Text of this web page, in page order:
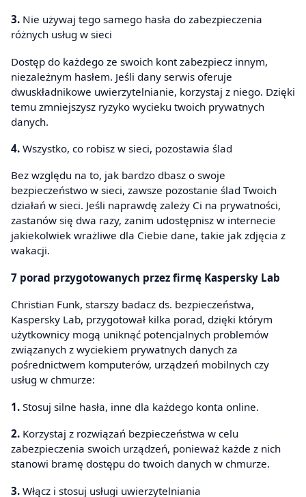
3. Nie używaj tego samego hasła do zabezpieczenia
różnych usług w sieci
Dostęp do każdego ze swoich kont zabezpiecz innym,
niezależnym hasłem. Jeśli dany serwis oferuje
dwuskładnikowe uwierzytelnianie, korzystaj z niego. Dzięki
temu zmniejszysz ryzyko wycieku twoich prywatnych
danych.
4. Wszystko, co robisz w sieci, pozostawia ślad
Bez względu na to, jak bardzo dbasz o swoje
bezpieczeństwo w sieci, zawsze pozostanie ślad Twoich
działań w sieci. Jeśli naprawdę zależy Ci na prywatności,
zastanów się dwa razy, zanim udostępnisz w internecie
jakiekolwiek wrażliwe dla Ciebie dane, takie jak zdjęcia z
wakacji.
7 porad przygotowanych przez firmę Kaspersky Lab
Christian Funk, starszy badacz ds. bezpieczeństwa,
Kaspersky Lab, przygotował kilka porad, dzięki którym
użytkownicy mogą uniknąć potencjalnych problemów
związanych z wyciekiem prywatnych danych za
pośrednictwem komputerów, urządzeń mobilnych czy
usług w chmurze:
1. Stosuj silne hasła, inne dla każdego konta online.
2. Korzystaj z rozwiązań bezpieczeństwa w celu
zabezpieczenia swoich urządzeń, ponieważ każde z nich
stanowi bramę dostępu do twoich danych w chmurze.
3. Włącz i stosuj usługi uwierzytelniania